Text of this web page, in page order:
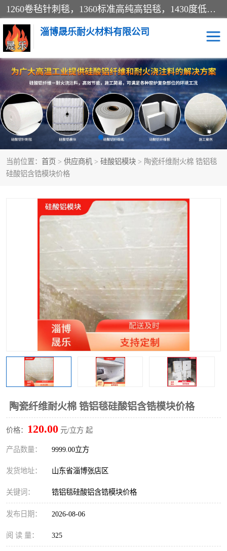
1260卷毡针刺毯，1360标准高纯高铝毯，1430度低锆锆铝含锆毯，普通挡渣棉卷毡，防火纸、挡火板、隔热垫片模块、棉块、折叠块、散棉高温固化剂价格规格密度多少钱图片视频立方平米参数指标
淄博晟乐耐火材料有限公司
当前位置： 首页 > 供应商机 > 硅酸铝模块 > 陶瓷纤维耐火棉 锆铝毯
硅酸铝含锆模块价格
陶瓷纤维耐火棉 锆铝毯硅酸铝含锆模块价格
价格： 120.00 元/立方 起
产品数量： 9999.00立方
发货地址： 山东省淄博张店区
关键词： 锆铝毯硅酸铝含锆模块价格
发布日期： 2026-08-06
阅 读 量： 325
硅酸铝挡渣棉 硅酸铝纤维纸
硅酸铝挡火板 高铝毯
含锆毯 硅酸铝折叠块
硅酸铝散棉 硅酸铝纤维毯
硅酸铝纤维毡 硅酸铝模块
硅酸铝保温棉